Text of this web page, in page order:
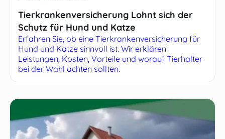
Tierkrankenversicherung Lohnt sich der
Schutz für Hund und Katze
Erfahren Sie, ob eine Tierkrankenversicherung für
Hund und Katze sinnvoll ist. Wir erklären
Leistungen, Kosten, Vorteile und worauf Tierhalter
bei der Wahl achten sollten.